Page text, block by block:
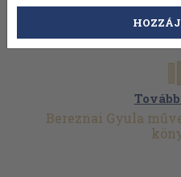
Bereznai Gyula